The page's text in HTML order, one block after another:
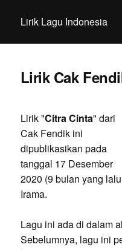
Lirik Lagu Indonesia
Lirik Cak
Lirik "Citra Cinta" dari
Cak Fendik ini
dipublikasikan pada
tanggal 17 Desember
2020 (9 bulan yang
Irama.
Lagu ini ada di dalam
Sebelumnya, lagu ini